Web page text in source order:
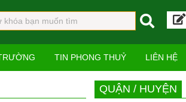
TIN PHONG THUỶ LIÊN HỆ
QUẬN / HUYỆN